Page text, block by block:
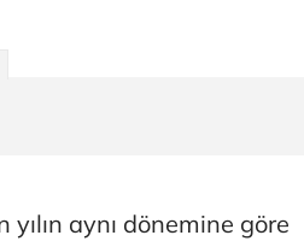
aynı dönemine göre